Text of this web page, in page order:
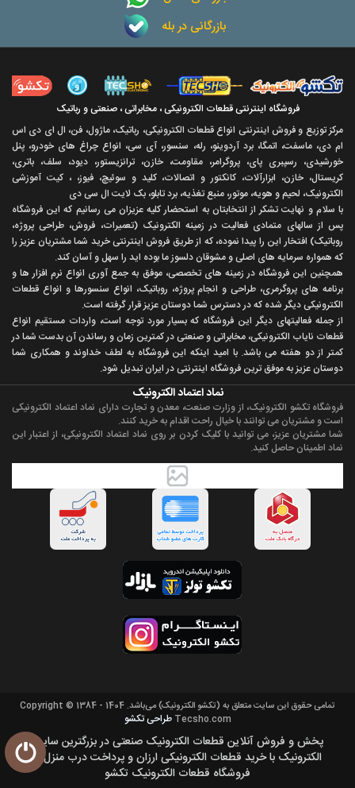
بازرگانی در بله
فروشگاه اینترنتی قطعات الکترونیکی ، مخابراتی ، صنعتی و رباتیک
مرکز توزیع و فروش اینترنتی انواع قطعات الکترونیکی، رباتیک، ماژول، فن، ال ای دی اس
ام دی، ماسفت، اتمگا، برد آردوینو، رله، سنسور، آی سی، انواع چراغ های خودرو، پنل
خورشیدی، رسپبری پای، پروگرامر، مقاومت، خازن، ترانزیستور، دیود، سلف، باتری،
کریستال، خازن، ابزارآلات، کانکتور و اتصالات، کلید و سوئیچ، فیوز، ، کیت آموزشی
الکترونیک، لحیم و هویه، موتور، منبع تغذیه، برد تابلو، بک لایت ال سی دی
با سلام و نهايت تشکر از انتخابتان به استحضار کليه عزيزان می رسانيم که اين فروشگاه
پس از سالهای متمادی فعاليت در زمينه الکترونيک (تعميرات، فروش، طراحی پروژه،
روباتيک) افتخار اين را پيدا نموده، که از طريق فروش اينترنتی خريد شما مشتريان عزيز را
که همواره سرمايه های اصلی و مشوقان دلسوز ما بوده ايد را سهل و آسان کند.
همچنين اين فروشگاه در زمينه های تخصصی، موفق به جمع آوری انواع نرم افزار ها و
برنامه های پروگرمری، طراحی و انجام پروژه، روباتيک، انواع سنسورها و انواع قطعات
الکترونيکی ديگر شده که در دسترس شما دوستان عزيز قرار گرفته است.
از جمله فعاليتهای ديگر اين فروشگاه که بسيار مورد توجه است، واردات مستقیم انواع
قطعات ناياب الکترونيکی، مخابراتی و صنعتی در کمترين زمان و رساندن آن بدست شما در
کمتر از دو هفته می باشد. با اميد اينکه اين فروشگاه به لطف خداوند و همکاری شما
دوستان عزيز به موفق ترين فروشگاه اینترنتی در ایران تبديل شود.
نماد اعتماد الکترونیک
فروشگاه تکشو الکترونیک، از وزارت صنعت، معدن و تجارت دارای نماد اعتماد الکترونیکی
است و مشتریان می توانند با خیال راحت اقدام به خرید کنند.
شما مشتریان عزیز، می توانید با کلیک کردن بر روی نماد اعتماد الکترونیکی، از اعتبار این
نماد اطمینان حاصل کنید.
تمامی حقوق اين سايت متعلق به (تکشو الکترونیک) می‌باشد. Copyright © 1384 - 1404
Tecsho.com طراحی تکشو
پخش و فروش آنلاین قطعات الکترونیک صنعتی در بزرگترین سایت
الکترونیک با خرید قطعات الکترونیکی ارزان و پرداخت درب منزل از
فروشگاه قطعات الکترونیک تکشو